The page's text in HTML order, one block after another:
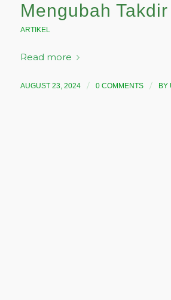
Mengubah Takdir
ARTIKEL
Read more
AUGUST 23, 2024 / 0 COMMENTS / BY